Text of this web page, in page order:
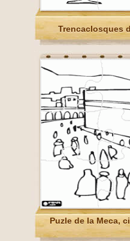
Trencaclosques
Puzle de la Meca,